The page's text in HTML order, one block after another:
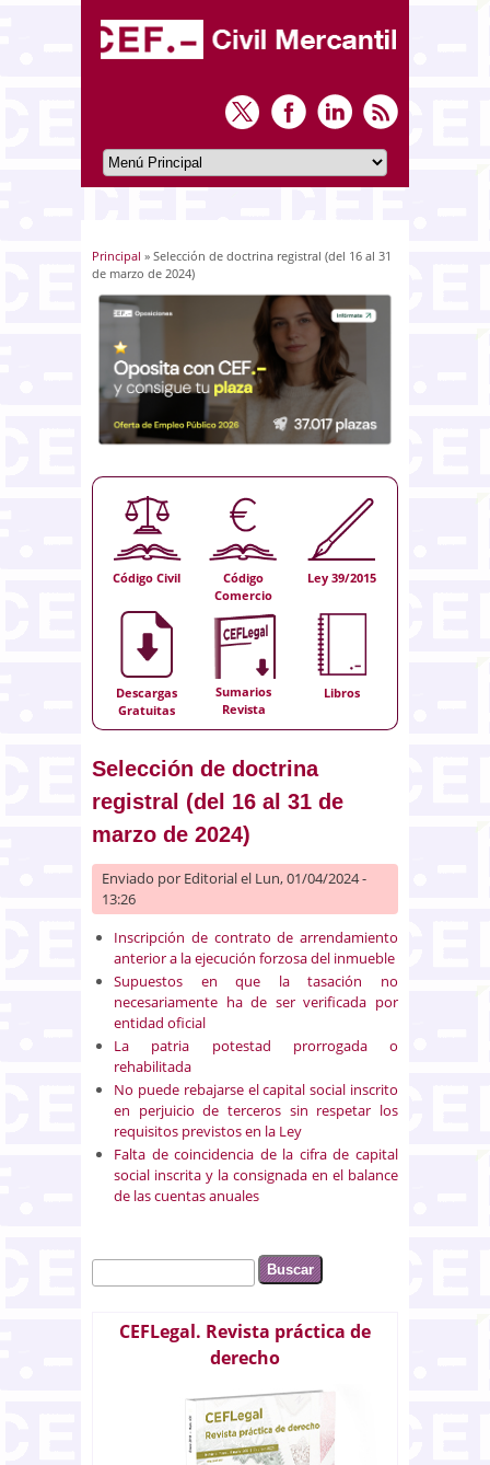
Usted está aquí
Principal » Selección de doctrina registral (del 16 al 31
de marzo de 2024)
Código Civil
Código
Comercio
Ley 39/2015
Descargas
Gratuitas
Sumarios
Revista
Libros
Selección de doctrina
registral (del 16 al 31 de
marzo de 2024)
Enviado por Editorialel Lun, 01/04/2024 -
13:26
Inscripción de contrato de arrendamiento
anterior a la ejecución forzosa del inmueble
Supuestos en que la tasación no
necesariamente ha de ser verificada por
entidad oficial
La patria potestad prorrogada o
rehabilitada
No puede rebajarse el capital social inscrito
en perjuicio de terceros sin respetar los
requisitos previstos en la Ley
Falta de coincidencia de la cifra de capital
social inscrita y la consignada en el balance
de las cuentas anuales
Formulario de búsqueda
Buscar
CEFLegal. Revista práctica de
derecho